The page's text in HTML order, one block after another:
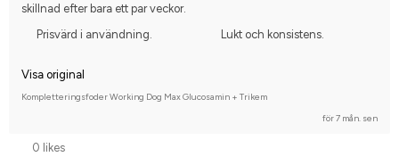
skillnad efter bara ett par veckor.
Prisvärd i användning.
Lukt och konsistens.
Visa original
Kompletteringsfoder Working Dog Max Glucosamin + Trikem
för 7 mån. sen
0 likes